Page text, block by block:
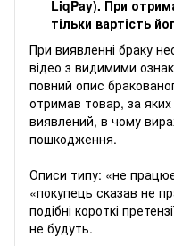
LiqPay). При
тільки вартість
‌‌При виявленні браку
відео з видимими
повний опис
отримав товар, за
виявлений, в чому
пошкодження.
Описи типу: «не
«покупець сказав не
подібні короткі
не будуть.